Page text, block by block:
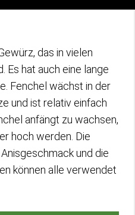
das in vielen
Es hat auch eine lange
Fenchel wächst in der
und ist relativ einfach
anfängt zu wachsen,
hoch werden. Die
und die
können alle verwendet